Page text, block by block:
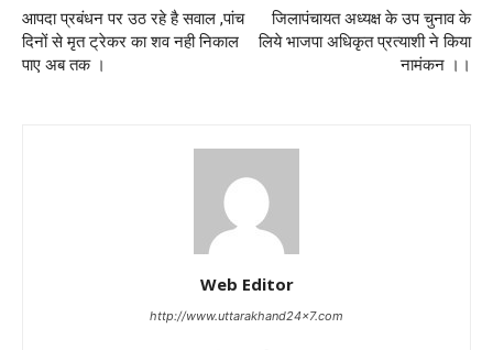
आपदा प्रबंधन पर उठ रहे है सवाल ,पांच
दिनों से मृत ट्रेकर का शव नही निकाल
पाए अब तक ।
जिलापंचायत अध्यक्ष के उप चुनाव के
लिये भाजपा अधिकृत प्रत्याशी ने किया
नामंकन ।।
Web Editor
http://www.uttarakhand24x7.com